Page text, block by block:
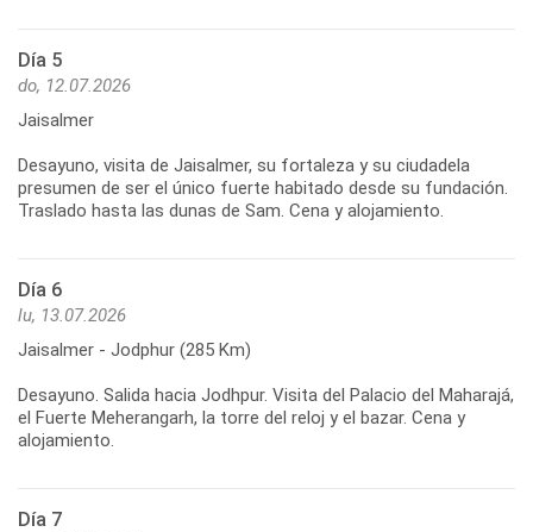
Día 5
do, 12.07.2026
Jaisalmer
Desayuno, visita de Jaisalmer, su fortaleza y su ciudadela
presumen de ser el único fuerte habitado desde su fundación.
Traslado hasta las dunas de Sam. Cena y alojamiento.
Día 6
lu, 13.07.2026
Jaisalmer - Jodphur (285 Km)
Desayuno. Salida hacia Jodhpur. Visita del Palacio del Maharajá,
el Fuerte Meherangarh, la torre del reloj y el bazar. Cena y
alojamiento.
Día 7